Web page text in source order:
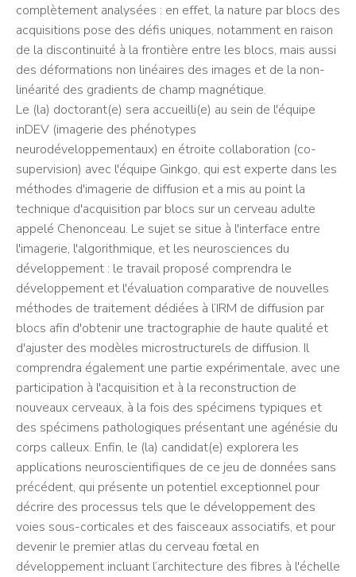
complètement analysées : en effet, la nature par blocs des
acquisitions pose des défis uniques, notamment en raison
de la discontinuité à la frontière entre les blocs, mais aussi
des déformations non linéaires des images et de la non-
linéarité des gradients de champ magnétique.
Le (la) doctorant(e) sera accueilli(e) au sein de l'équipe
inDEV (imagerie des phénotypes
neurodéveloppementaux) en étroite collaboration (co-
supervision) avec l'équipe Ginkgo, qui est experte dans les
méthodes d'imagerie de diffusion et a mis au point la
technique d'acquisition par blocs sur un cerveau adulte
appelé Chenonceau. Le sujet se situe à l'interface entre
l'imagerie, l'algorithmique, et les neurosciences du
développement : le travail proposé comprendra le
développement et l'évaluation comparative de nouvelles
méthodes de traitement dédiées à l’IRM de diffusion par
blocs afin d'obtenir une tractographie de haute qualité et
d'ajuster des modèles microstructurels de diffusion. Il
comprendra également une partie expérimentale, avec une
participation à l'acquisition et à la reconstruction de
nouveaux cerveaux, à la fois des spécimens typiques et
des spécimens pathologiques présentant une agénésie du
corps calleux. Enfin, le (la) candidat(e) explorera les
applications neuroscientifiques de ce jeu de données sans
précédent, qui présente un potentiel exceptionnel pour
décrire des processus tels que le développement des
voies sous-corticales et des faisceaux associatifs, et pour
devenir le premier atlas du cerveau fœtal en
développement incluant l’architecture des fibres à l'échelle